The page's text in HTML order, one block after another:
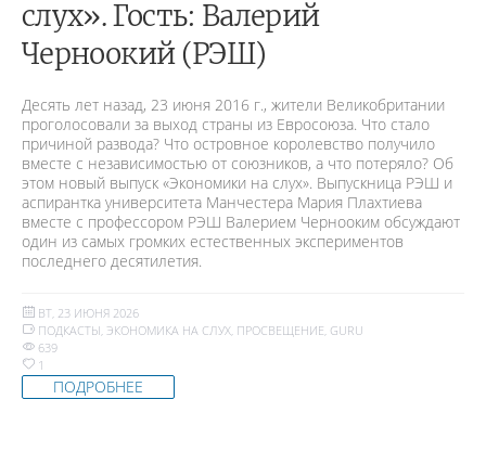
слух». Гость: Валерий
Черноокий (РЭШ)
Десять лет назад, 23 июня 2016 г., жители Великобритании
проголосовали за выход страны из Евросоюза. Что стало
причиной развода? Что островное королевство получило
вместе с независимостью от союзников, а что потеряло? Об
этом новый выпуск «Экономики на слух». Выпускница РЭШ и
аспирантка университета Манчестера Мария Плахтиева
вместе с профессором РЭШ Валерием Чернооким обсуждают
один из самых громких естественных экспериментов
последнего десятилетия.
ВТ, 23 ИЮНЯ 2026
ПОДКАСТЫ ЭКОНОМИКА НА СЛУХ ПРОСВЕЩЕНИЕ GURU
639
1
ПОДРОБНЕЕ